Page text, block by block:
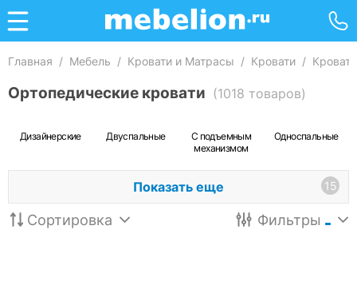
Главная / Мебель / Кровати и Матрасы / Кровати /
Ортопедические кровати (1018 товаров)
Дизайнерские Двуспальные
С подъемным
механизмом
Односпальные
Показать еще 15
Сортировка Фильтры